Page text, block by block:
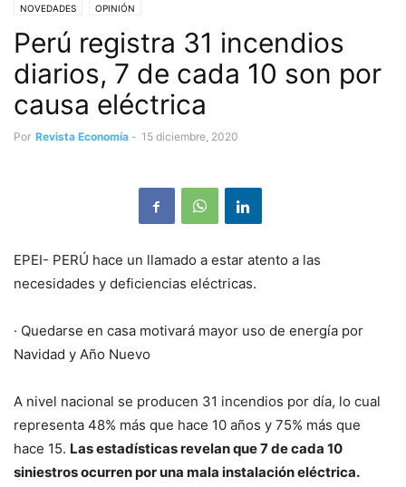
NOVEDADES OPINIÓN
Perú registra 31 incendios
diarios, 7 de cada 10 son por
causa eléctrica
Por Revista Economía - 15 diciembre, 2020
EPEI- PERÚ hace un llamado a estar atento a las
necesidades y deficiencias eléctricas.
· Quedarse en casa motivará mayor uso de energía por
Navidad y Año Nuevo
A nivel nacional se producen 31 incendios por día, lo cual
representa 48% más que hace 10 años y 75% más que
hace 15. Las estadísticas revelan que 7 de cada 10
siniestros ocurren por una mala instalación eléctrica.